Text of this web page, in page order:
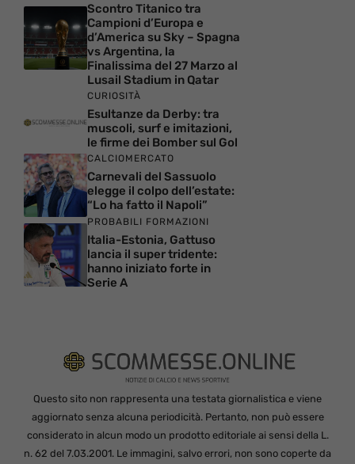
Scontro Titanico tra
Campioni d’Europa e
d’America su Sky – Spagna
vs Argentina, la
Finalissima del 27 Marzo al
Lusail Stadium in Qatar
CURIOSITÀ
Esultanze da Derby: tra
muscoli, surf e imitazioni,
le firme dei Bomber sul Gol
CALCIOMERCATO
Carnevali del Sassuolo
elegge il colpo dell’estate:
“Lo ha fatto il Napoli”
PROBABILI FORMAZIONI
Italia-Estonia, Gattuso
lancia il super tridente:
hanno iniziato forte in
Serie A
Questo sito non rappresenta una testata giornalistica e viene
aggiornato senza alcuna periodicità. Pertanto, non può essere
considerato in alcun modo un prodotto editoriale ai sensi della L.
n. 62 del 7.03.2001. Le immagini, salvo errori, non sono coperte da